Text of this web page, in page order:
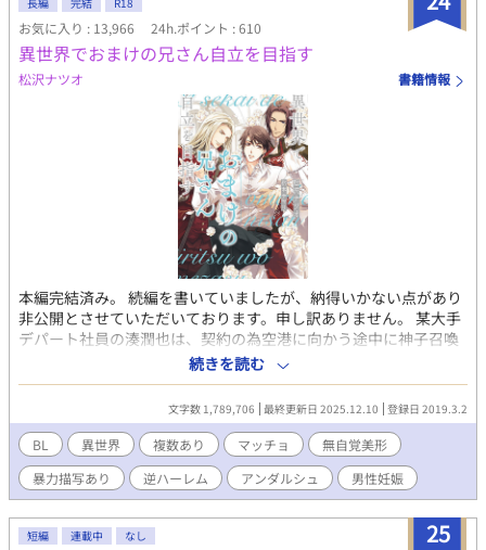
お気に入り : 13,966 24h.ポイント : 610
異世界でおまけの兄さん自立を目指す
松沢ナツオ 書籍情報
本編完結済み。 続編を書いていましたが、納得いかない点があり
非公開とさせていただいております。申し訳ありません。 某大手
デパート社員の湊潤也は、契約の為空港に向かう途中に神子召喚
に巻き込まれた。 神子の彼曰く、BLゲームの中らしい。俺には関
係ないけど！ その上、最初にキレまくったせいで危険人物扱いさ
れるし扱いも酷い。 それでも前向きに生きようと、経験を生かし
自立をするぞ！と頑張る奮闘記。 主人公がたまに歌う場面があり
ますが、歌詞を書く予定はありません。読みながら脳内に再生さ
れた歌で補完をお願いします。 作中、予告なく男性妊娠の表現あ
り。 暴力表現も出て来ます。苦手な方は回避を御願いします。 改
稿しておりますので、表現が違う箇所は緩くお読みいただけると
助かります。
続きを読む
文字数 1,789,706 最終更新日 2025.12.10 登録日 2019.3.2
BL 異世界 複数あり マッチョ
無自覚美形
暴力描写あり
逆ハーレム アンダルシュ 男性妊娠
25
短編 連載中 なし